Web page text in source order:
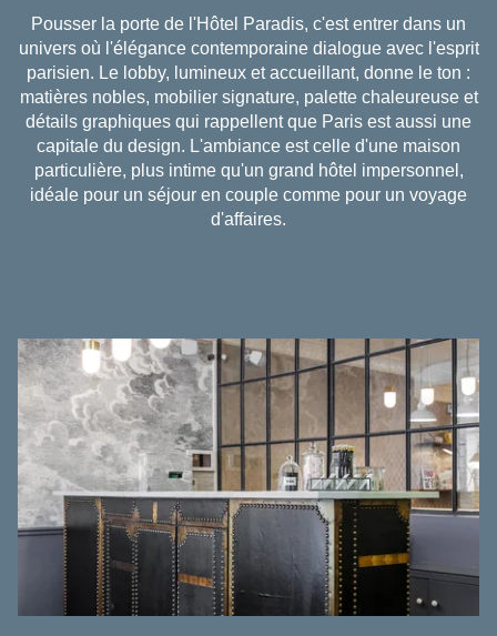
Pousser la porte de l'Hôtel Paradis, c'est entrer dans un
univers où l'élégance contemporaine dialogue avec l'esprit
parisien. Le lobby, lumineux et accueillant, donne le ton :
matières nobles, mobilier signature, palette chaleureuse et
détails graphiques qui rappellent que Paris est aussi une
capitale du design. L'ambiance est celle d'une maison
particulière, plus intime qu'un grand hôtel impersonnel,
idéale pour un séjour en couple comme pour un voyage
d'affaires.